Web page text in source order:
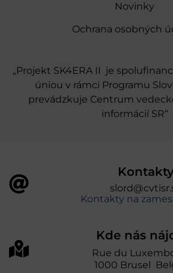
Novinky
Ochrana osobných
„Projekt SK4ERA II je
úniou v rámci Programu
prevádzkuje Centrum
informácií SR“
Kontakty na
Kde nás
Rue du
1000 Brusel